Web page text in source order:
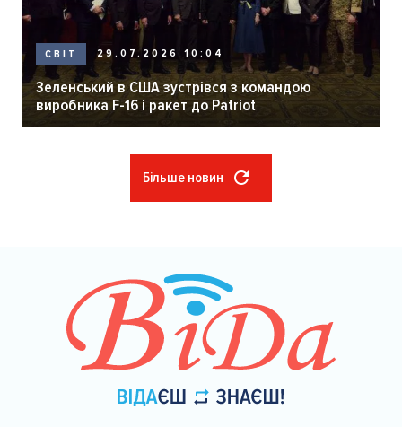
СВІТ 29.07.2026 10:04
Зеленський в США зустрівся з командою
виробника F-16 і ракет до Patriot
Більше новин